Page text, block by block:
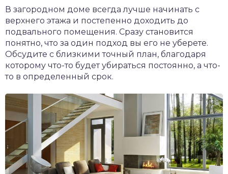
В загородном доме всегда лучше начинать с
верхнего этажа и постепенно доходить до
подвального помещения. Сразу становится
понятно, что за один подход вы его не уберете.
Обсудите с близкими точный план, благодаря
которому что-то будет убираться постоянно, а что-
то в определенный срок.